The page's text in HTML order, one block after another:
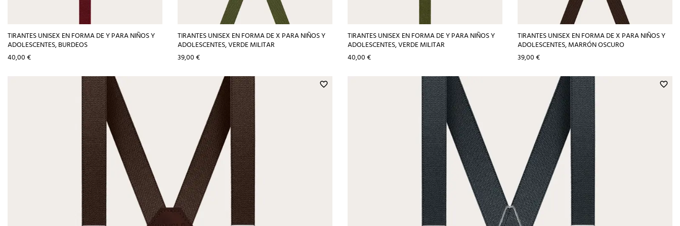
TIRANTES UNISEX EN FORMA DE Y PARA NIÑOS Y
ADOLESCENTES, BURDEOS
Precio
40,00 €
TIRANTES UNISEX EN FORMA DE X PARA NIÑOS Y
ADOLESCENTES, VERDE MILITAR
Precio
39,00 €
TIRANTES UNISEX EN FORMA DE Y PARA NIÑOS Y
ADOLESCENTES, VERDE MILITAR
Precio
40,00 €
TIRANTES UNISEX EN FORMA DE X PARA NIÑOS Y
ADOLESCENTES, MARRÓN OSCURO
Precio
39,00 €
favorite_border favorite_border